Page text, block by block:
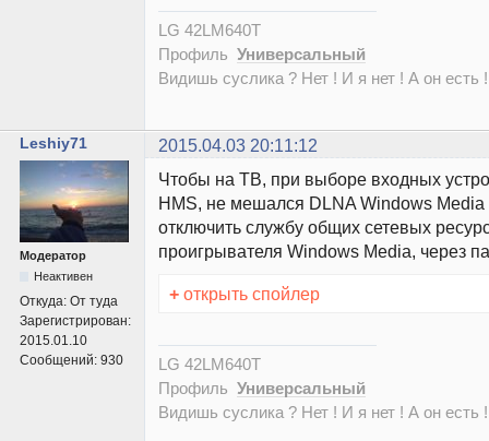
LG 42LM640T
Профиль Универсальный
Видишь суслика ? Нет ! И я нет ! А он есть
Leshiy71 2015.04.03 20:11:12
Модератор
Неактивен
Откуда: От туда
Зарегистрирован:
2015.01.10
Сообщений: 930
Чтобы на ТВ, при выборе входных
HMS, не мешался DLNA Windows
отключить службу общих сетевых
проигрывателя Windows Media, через
+ открыть спойлер
LG 42LM640T
Профиль Универсальный
Видишь суслика ? Нет ! И я нет ! А он есть